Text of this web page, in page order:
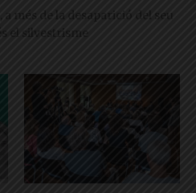
més de la desaparició del seu
el silvestrisme